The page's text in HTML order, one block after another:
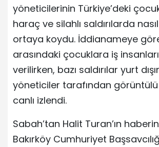
yöneticilerinin Türkiye’deki
haraç ve silahlı saldırılarda nasıl
ortaya koydu. İddianameye
arasındaki çocuklara iş
verilirken, bazı saldırılar yurt
yöneticiler tarafından
canlı izlendi.
Sabah’tan Halit Turan’ın
Bakırköy Cumhuriyet